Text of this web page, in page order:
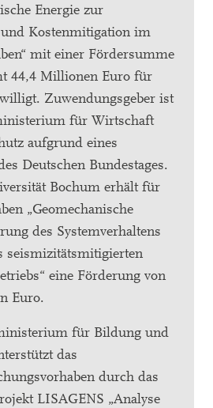
Energie zur
Kostenmitigation im
mit einer Fördersumme
44,4 Millionen Euro für
Zuwendungsgeber ist
für Wirtschaft
aufgrund eines
Deutschen Bundestages.
Bochum erhält für
„Geomechanische
des Systemverhaltens
seismizitätsmitigierten
eine Förderung von
Euro.
für Bildung und
das
durch das
LISAGENS „Analyse